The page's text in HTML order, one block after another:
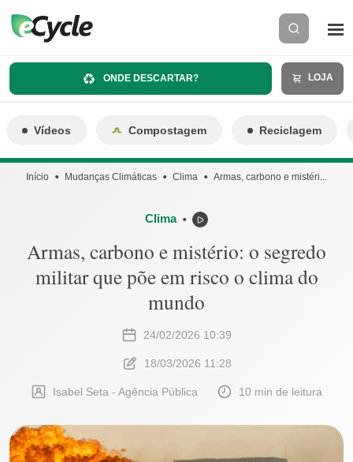
ONDE DESCARTAR? LOJA
Vídeos Compostagem Reciclagem
Início Mudanças Climáticas Clima Armas, carbono e mistéri...
Clima ⬤
Armas, carbono e mistério: o segredo
militar que põe em risco o clima do
mundo
24/02/2026 10:39
18/03/2026 11:28
Isabel Seta - Agência Pública 10 min de leitura